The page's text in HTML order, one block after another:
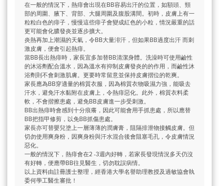
在一般的情況下，熱痱會出現在BB容易出汗的位置，如額頭、頸
部的周圍、腋下、背部、大腿周圍及腹股溝間。初時，皮膚上有一
粒粒白色的痱子，慢慢這些痱子會變成紅色的小粒，情況嚴重的話
更可能會化膿發炎並逐步擴大。
炎熱再加上潮濕的天氣，令BB大量渄汗，但如果BB過度出汗 而刺
激皮膚，便會引起熱痱。
當BB長出熱痱時，家長宜多加替BB清潔身體。洗澡時可使用鹼性
的沐浴劑配合溫水，因為溫水有抑制皮膚發炎的的作用，而鹼性沐
浴劑則不會刺激肌膚。更要時常留意並保持皮膚摺位的乾爽。
家長應為BB穿適量的棉質衣服，因為棉質衣物吸濕力強，能吸去
汗水，避免汗水黏附在皮膚上，令熱痱惡化。此外，棉質衣料柔
軟，不會揩擦患處，避免BB皮膚進一步受刺激。
BB出熱痱時會感到十分痕癢，因此可能會用手抓患處，所以應替
BB把指甲修剪，以免BB抓傷患處。
家長亦可替嬰兒塗上一層薄薄的潤膚膏，阻隔排泄物接觸皮膚。但
切勿使用爽身粉，因爽身粉與汗水混合後會阻塞毛孔，令皮膚情況
惡化。
一般的情況下，熱痱會在2 -3週內好轉，若家長發現情況多天仍沒
有好轉，便應帶BB往見醫生，切勿耽誤病情。
以上資料由註冊護士整理，經香港大學名譽助理教授及過敏協會執
委何學工醫生審批！